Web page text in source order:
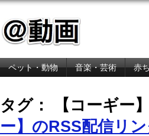
ペット・動物 音楽・芸術 赤
タグ： 【コーギー
ー】のRSS配信リン